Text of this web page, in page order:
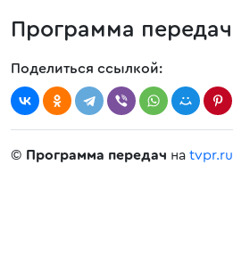
Программа передач
Поделиться ссылкой:
© Программа передач на tvpr.ru